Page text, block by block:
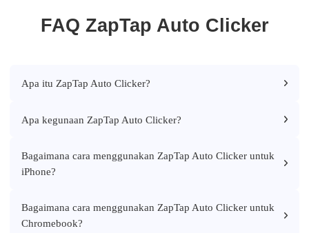
FAQ ZapTap Auto Clicker
Apa itu ZapTap Auto Clicker?
Apa kegunaan ZapTap Auto Clicker?
Bagaimana cara menggunakan ZapTap Auto Clicker untuk
iPhone?
Bagaimana cara menggunakan ZapTap Auto Clicker untuk
Chromebook?